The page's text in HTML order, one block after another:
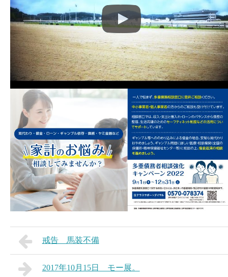
戒告 馬装不備
2017年10月15日 モー展。